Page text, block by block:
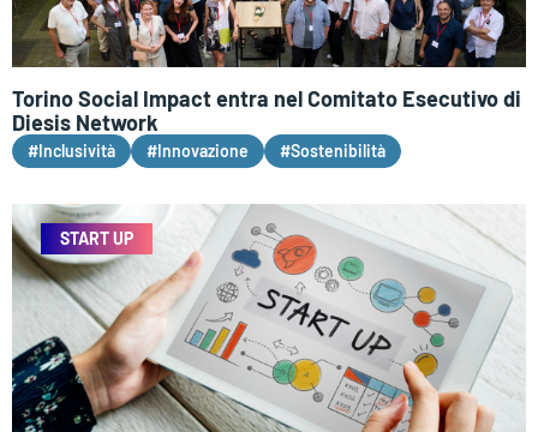
Torino Social Impact entra nel Comitato Esecutivo di
Diesis Network
#Inclusività #Innovazione #Sostenibilità
START UP